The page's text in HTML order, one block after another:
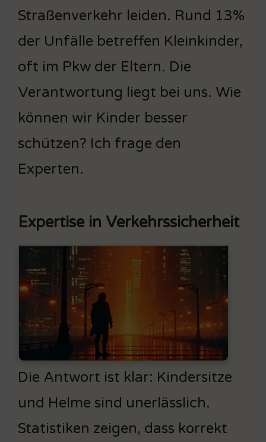
Straßenverkehr leiden. Rund 13%
der Unfälle betreffen Kleinkinder,
oft im Pkw der Eltern. Die
Verantwortung liegt bei uns. Wie
können wir Kinder besser
schützen? Ich frage den
Experten.
Expertise in Verkehrssicherheit
Die Antwort ist klar: Kindersitze
und Helme sind unerlässlich.
Statistiken zeigen, dass korrekt